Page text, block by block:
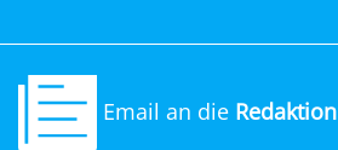
Email an die Redaktion